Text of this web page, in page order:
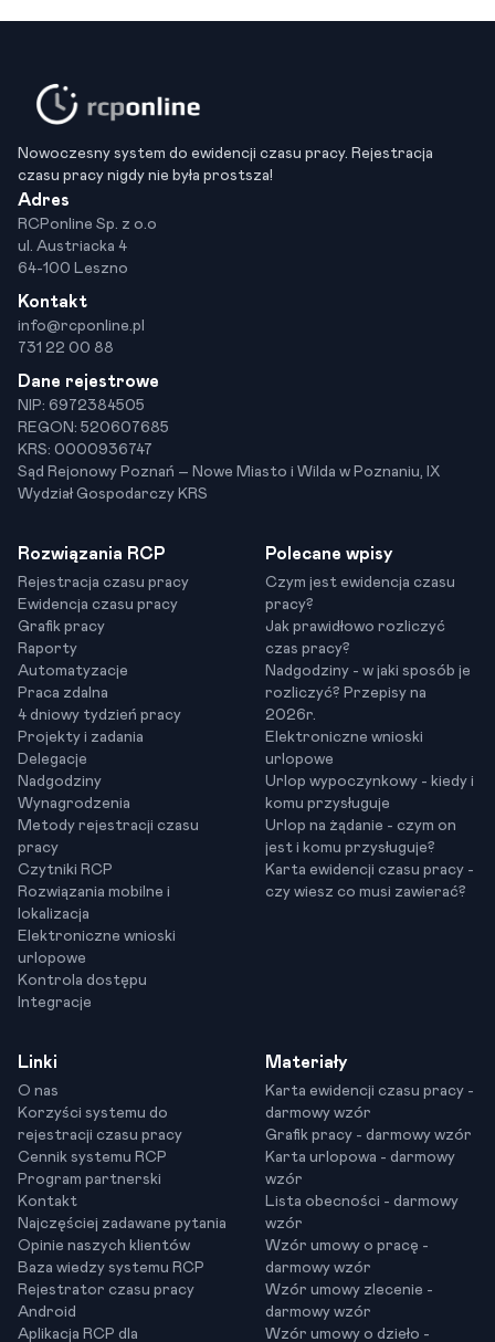
Nowoczesny system do ewidencji czasu pracy. Rejestracja
czasu pracy nigdy nie była prostsza!
Adres
RCPonline Sp. z o.o
ul. Austriacka 4
64-100 Leszno
Kontakt
info@rcponline.pl
731 22 00 88
Dane rejestrowe
NIP: 6972384505
REGON: 520607685
KRS: 0000936747
Sąd Rejonowy Poznań – Nowe Miasto i Wilda w Poznaniu, IX
Wydział Gospodarczy KRS
Rozwiązania RCP
Rejestracja czasu pracy
Ewidencja czasu pracy
Grafik pracy
Raporty
Automatyzacje
Praca zdalna
4 dniowy tydzień pracy
Projekty i zadania
Delegacje
Nadgodziny
Wynagrodzenia
Metody rejestracji czasu
pracy
Czytniki RCP
Rozwiązania mobilne i
lokalizacja
Elektroniczne wnioski
urlopowe
Kontrola dostępu
Integracje
Polecane wpisy
Czym jest ewidencja czasu
pracy?
Jak prawidłowo rozliczyć
czas pracy?
Nadgodziny - w jaki sposób je
rozliczyć? Przepisy na
2026r.
Elektroniczne wnioski
urlopowe
Urlop wypoczynkowy - kiedy i
komu przysługuje
Urlop na żądanie - czym on
jest i komu przysługuje?
Karta ewidencji czasu pracy -
czy wiesz co musi zawierać?
Linki
O nas
Korzyści systemu do
rejestracji czasu pracy
Cennik systemu RCP
Program partnerski
Kontakt
Najczęściej zadawane pytania
Opinie naszych klientów
Baza wiedzy systemu RCP
Rejestrator czasu pracy
Android
Aplikacja RCP dla
Materiały
Karta ewidencji czasu pracy -
darmowy wzór
Grafik pracy - darmowy wzór
Karta urlopowa - darmowy
wzór
Lista obecności - darmowy
wzór
Wzór umowy o pracę -
darmowy wzór
Wzór umowy zlecenie -
darmowy wzór
Wzór umowy o dzieło -